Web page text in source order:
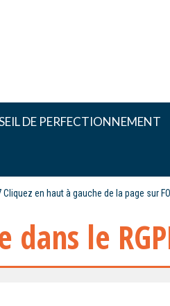
DE PERFECTIONNEMENT
en haut à gauche de la page sur
le